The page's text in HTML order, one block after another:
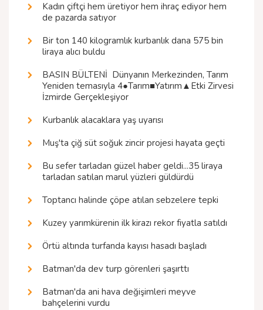
Kadın çiftçi hem üretiyor hem ihraç ediyor hem
de pazarda satıyor
Bir ton 140 kilogramlık kurbanlık dana 575 bin
liraya alıcı buldu
BASIN BÜLTENİ  Dünyanın Merkezinden, Tarım
Yeniden temasıyla 4●Tarım■Yatırım▲Etki Zirvesi
İzmirde Gerçekleşiyor
Kurbanlık alacaklara yaş uyarısı
Muş'ta çiğ süt soğuk zincir projesi hayata geçti
Bu sefer tarladan güzel haber geldi...35 liraya
tarladan satılan marul yüzleri güldürdü
Toptancı halinde çöpe atılan sebzelere tepki
Kuzey yarımkürenin ilk kirazı rekor fiyatla satıldı
Örtü altında turfanda kayısı hasadı başladı
Batman'da dev turp görenleri şaşırttı
Batman'da ani hava değişimleri meyve
bahçelerini vurdu